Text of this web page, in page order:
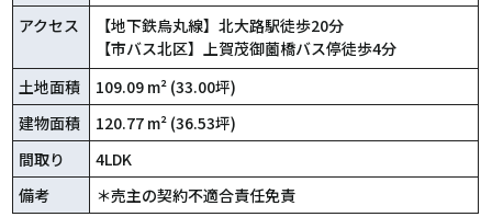
アクセス
【地下鉄烏丸線】北大路駅徒歩20分
【市バス北区】上賀茂御薗橋バス停徒歩4分
土地面積
109.09 m² (33.00坪)
建物面積
120.77 m² (36.53坪)
間取り
4LDK
備考
＊売主の契約不適合責任免責